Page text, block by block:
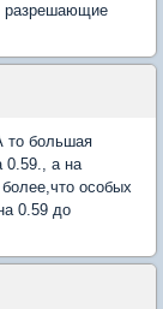
разрешающие
то большая
0.59., а на
особых
0.59 до